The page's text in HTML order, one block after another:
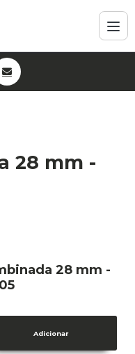
28 mm -
28 mm -